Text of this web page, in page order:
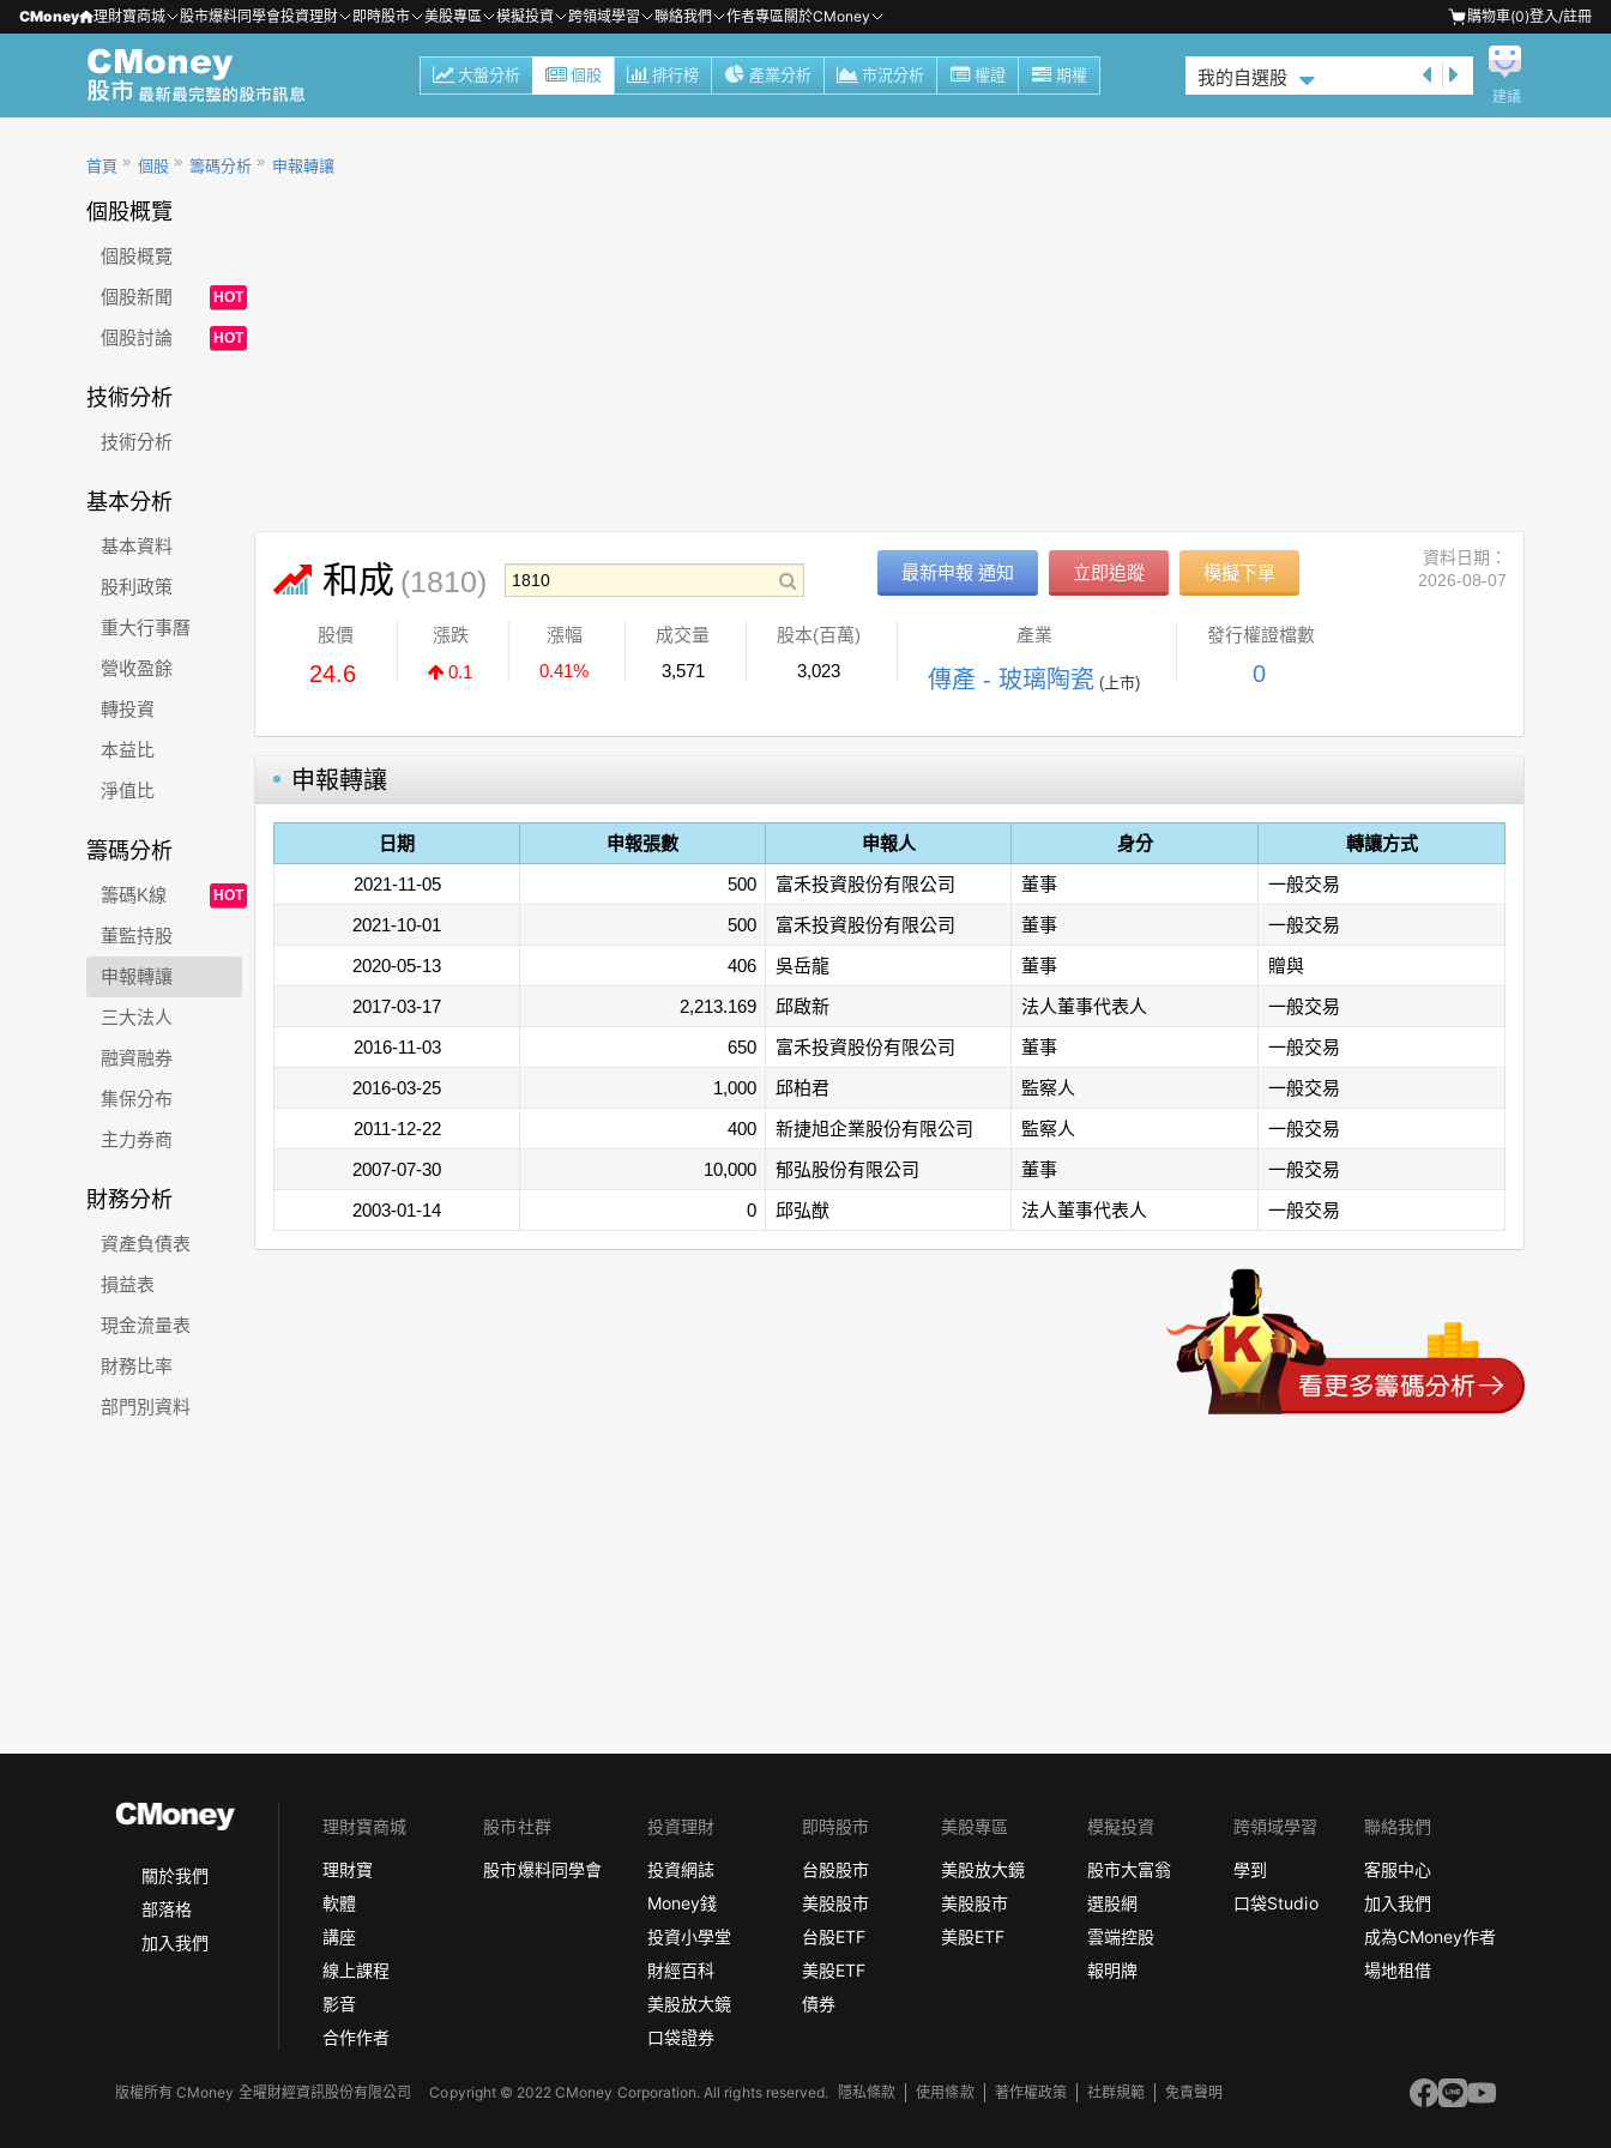
CMoney 理財寶商城 股市爆料同學會投資理財 即時股市 美股專區 模擬投資 跨領域學習 聯絡我們 作者專區關於CMoney 購物車(0)登入/註冊
大盤分析 個股 排行榜 產業分析 市況分析 權證 期權 我的自選股
建議
首頁 個股 籌碼分析 申報轉讓
個股概覽
個股概覽
個股新聞
HOT
個股討論 HOT
技術分析
技術分析
基本分析
基本資料
股利政策
重大行事曆
營收盈餘
轉投資
本益比
淨值比
籌碼分析
籌碼K線 HOT
董監持股
申報轉讓
三大法人
融資融券
集保分布
主力券商
財務分析
資產負債表
損益表
現金流量表
財務比率
部門別資料
和成 (1810) 最新申報 通知 立即追蹤 模擬下單
資料日期：
2026-08-07
股價
24.6
漲跌
0.1
漲幅
0.41%
成交量
3,571
股本(百萬)
3,023
產業
傳產 - 玻璃陶瓷 (上市)
發行權證檔數
0
申報轉讓
日期 申報張數 申報人 身分
轉讓方式
2021-11-05
500 富禾投資股份有限公司 董事
一般交易
2021-10-01
500 富禾投資股份有限公司 董事
一般交易
2020-05-13
406 吳岳龍 董事
贈與
2017-03-17
2,213.169 邱啟新 法人董事代表人
一般交易
2016-11-03
650 富禾投資股份有限公司 董事
一般交易
2016-03-25
1,000 邱柏君 監察人
一般交易
2011-12-22
400 新捷旭企業股份有限公司 監察人
一般交易
2007-07-30
10,000 郁弘股份有限公司 董事
一般交易
2003-01-14
0 邱弘猷 法人董事代表人 一般交易
關於我們
部落格
加入我們
理財寶商城
理財寶
軟體
講座
線上課程
影音
合作作者
股市社群
股市爆料同學會
投資理財
投資網誌
Money錢
投資小學堂
財經百科
美股放大鏡
口袋證券
即時股市
台股股市
美股股市
台股ETF
美股ETF
債券
美股專區
美股放大鏡
美股股市
美股ETF
模擬投資
股市大富翁
選股網
雲端控股
報明牌
跨領域學習
學到
口袋Studio
聯絡我們
客服中心
加入我們
成為CMoney作者
場地租借
版權所有 CMoney 全曜財經資訊股份有限公司Copyright © 2022 CMoney Corporation. All rights reserved. 隱私條款 使用條款 著作權政策 社群規範 免責聲明